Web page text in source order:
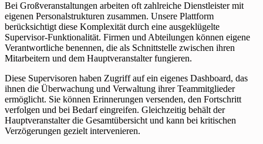
Bei Großveranstaltungen arbeiten oft zahlreiche Dienstleister mit
eigenen Personalstrukturen zusammen. Unsere Plattform
berücksichtigt diese Komplexität durch eine ausgeklügelte
Supervisor-Funktionalität. Firmen und Abteilungen können eigene
Verantwortliche benennen, die als Schnittstelle zwischen ihren
Mitarbeitern und dem Hauptveranstalter fungieren.
Diese Supervisoren haben Zugriff auf ein eigenes Dashboard, das
ihnen die Überwachung und Verwaltung ihrer Teammitglieder
ermöglicht. Sie können Erinnerungen versenden, den Fortschritt
verfolgen und bei Bedarf eingreifen. Gleichzeitig behält der
Hauptveranstalter die Gesamtübersicht und kann bei kritischen
Verzögerungen gezielt intervenieren.